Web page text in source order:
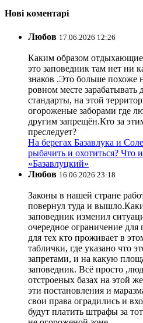
Нові коментарі
Любов 17.06.2026 12:26
Каким образом
это заповедник там нет ни
знаков .Это больше похоже
ровном месте
стандарты, на этой
огороженые заборами где
другим запрещён.Кто за
преследует?
На берегах Базавлука и
рыбачить и охотиться? Что
«Базавлуцкий»
Любов 16.06.2026 23:18
Законы в нашей стране
повернул туда и
заповедник изменил
очередное ограничение
для тех кто проживает в
таблички, где указано что
запретами, и на какую
заповедник. Всё просто
отстроеных базах на этой
эти постановления и
свои права оградились и
будут платить штрафы за